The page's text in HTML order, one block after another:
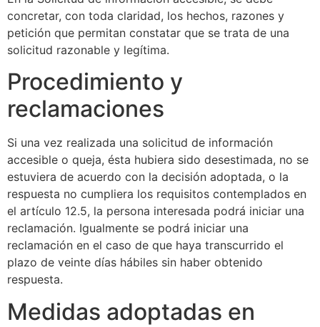
concretar, con toda claridad, los hechos, razones y
petición que permitan constatar que se trata de una
solicitud razonable y legítima.
Procedimiento y
reclamaciones
Si una vez realizada una solicitud de información
accesible o queja, ésta hubiera sido desestimada, no se
estuviera de acuerdo con la decisión adoptada, o la
respuesta no cumpliera los requisitos contemplados en
el artículo 12.5, la persona interesada podrá iniciar una
reclamación. Igualmente se podrá iniciar una
reclamación en el caso de que haya transcurrido el
plazo de veinte días hábiles sin haber obtenido
respuesta.
Medidas adoptadas en